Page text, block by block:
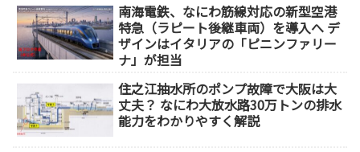
南海電鉄、なにわ筋線対応の新型空港
特急（ラピート後継車両）を導入へ デ
ザインはイタリアの「ピニンファリー
ナ」が担当
住之江抽水所のポンプ故障で大阪は大
丈夫？ なにわ大放水路30万トンの排水
能力をわかりやすく解説